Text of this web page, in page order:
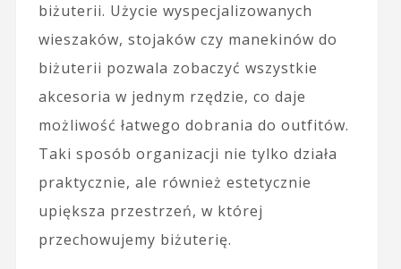
biżuterii. Użycie wyspecjalizowanych
wieszaków, stojaków czy manekinów do
biżuterii pozwala zobaczyć wszystkie
akcesoria w jednym rzędzie, co daje
możliwość łatwego dobrania do outfitów.
Taki sposób organizacji nie tylko działa
praktycznie, ale również estetycznie
upiększa przestrzeń, w której
przechowujemy biżuterię.